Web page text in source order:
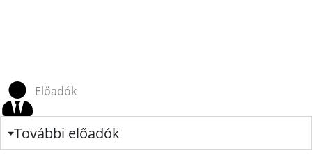
Előadók
További előadók